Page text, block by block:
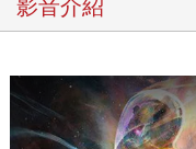
影音介紹